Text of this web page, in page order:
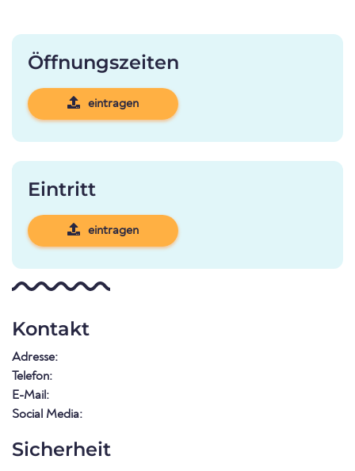
Öffnungszeiten
eintragen
Eintritt
eintragen
Kontakt
Adresse:
Telefon:
E-Mail:
Social Media:
Sicherheit